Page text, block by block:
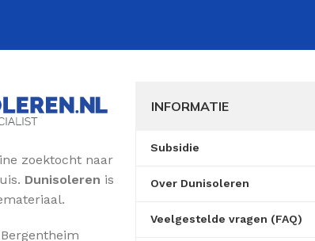
zoektocht naar
Dunisoleren is
INFORMATIE
Subsidie
Over Dunisoleren
Veelgestelde vragen (FAQ)